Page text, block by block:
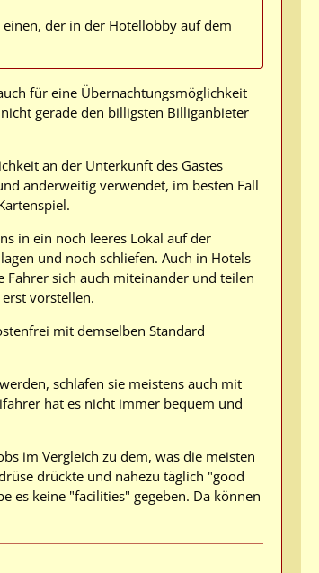
einen, der in der Hotellobby auf dem
für eine Übernachtungsmöglichkeit
gerade den billigsten Billiganbieter
an der Unterkunft des Gastes
anderweitig verwendet, im besten Fall
in ein noch leeres Lokal auf der
und noch schliefen. Auch in Hotels
Fahrer sich auch miteinander und teilen
vorstellen.
mit demselben Standard
schlafen sie meistens auch mit
hat es nicht immer bequem und
im Vergleich zu dem, was die meisten
drückte und nahezu täglich "good
es keine "facilities" gegeben. Da können